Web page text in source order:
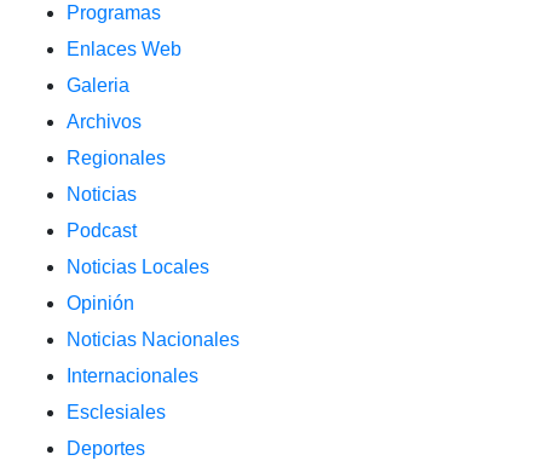
Programas
Enlaces Web
Galeria
Archivos
Regionales
Noticias
Podcast
Noticias Locales
Opinión
Noticias Nacionales
Internacionales
Esclesiales
Deportes